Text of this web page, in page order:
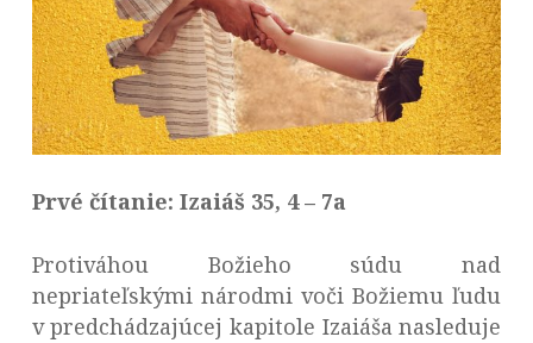
Prvé čítanie: Izaiáš 35, 4 – 7a
Protiváhou Božieho súdu nad
nepriateľskými národmi voči Božiemu ľudu
v predchádzajúcej kapitole Izaiáša nasleduje